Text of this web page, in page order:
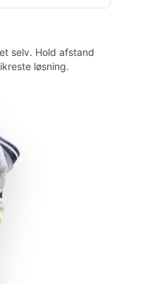
selv. Hold afstand
løsning.